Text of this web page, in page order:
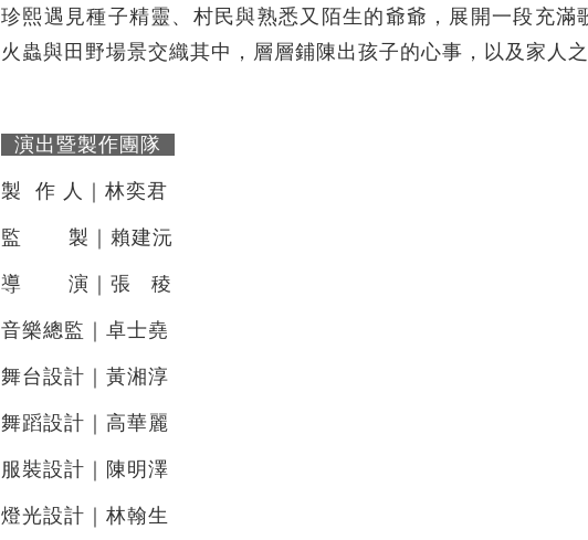
珍熙遇見種子精靈、村民與熟悉又陌生的爺爺，展開一段充滿
火蟲與田野場景交織其中，層層鋪陳出孩子的心事，以及家人
演出暨製作團隊
製 作 人｜林奕君
監 ​ ​ ​ ​ ​ ​ ​製｜賴建沅
導 ​ ​ ​ ​ ​ ​ ​演｜張 稜
音樂總監｜卓士堯
舞台設計｜黃湘淳
舞蹈設計｜高華麗
服裝設計｜陳明澤
燈光設計｜林翰生